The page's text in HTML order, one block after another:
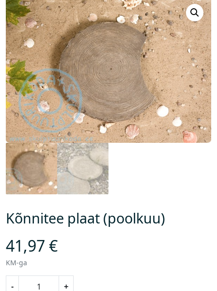
Kõnnitee plaat (poolkuu)
41,97 €
KM-ga
- +